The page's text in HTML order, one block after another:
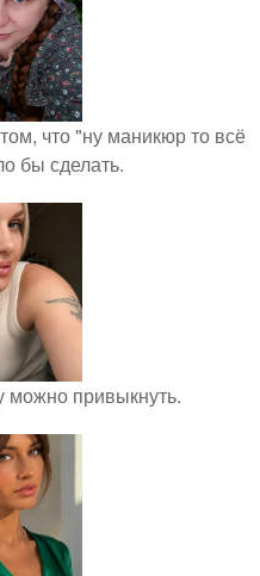
что "ну маникюр то всё
бы сделать.
можно привыкнуть.